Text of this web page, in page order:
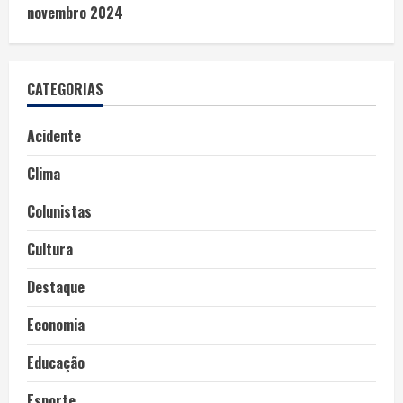
novembro 2024
CATEGORIAS
Acidente
Clima
Colunistas
Cultura
Destaque
Economia
Educação